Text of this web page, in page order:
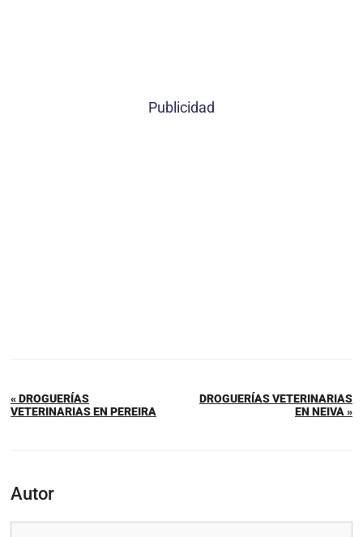
Publicidad
« DROGUERÍAS
VETERINARIAS EN PEREIRA
DROGUERÍAS VETERINARIAS
EN NEIVA »
Autor